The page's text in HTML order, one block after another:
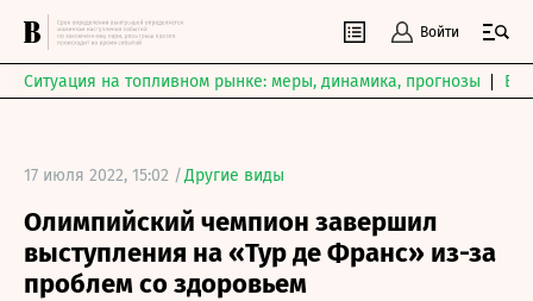
Войти
Ситуация на топливном рынке: меры, динамика, прогнозы
17 июля 2022, 15:02 /Другие виды
Олимпийский чемпион завершил
выступления на «Тур де Франс» из-за
проблем со здоровьем